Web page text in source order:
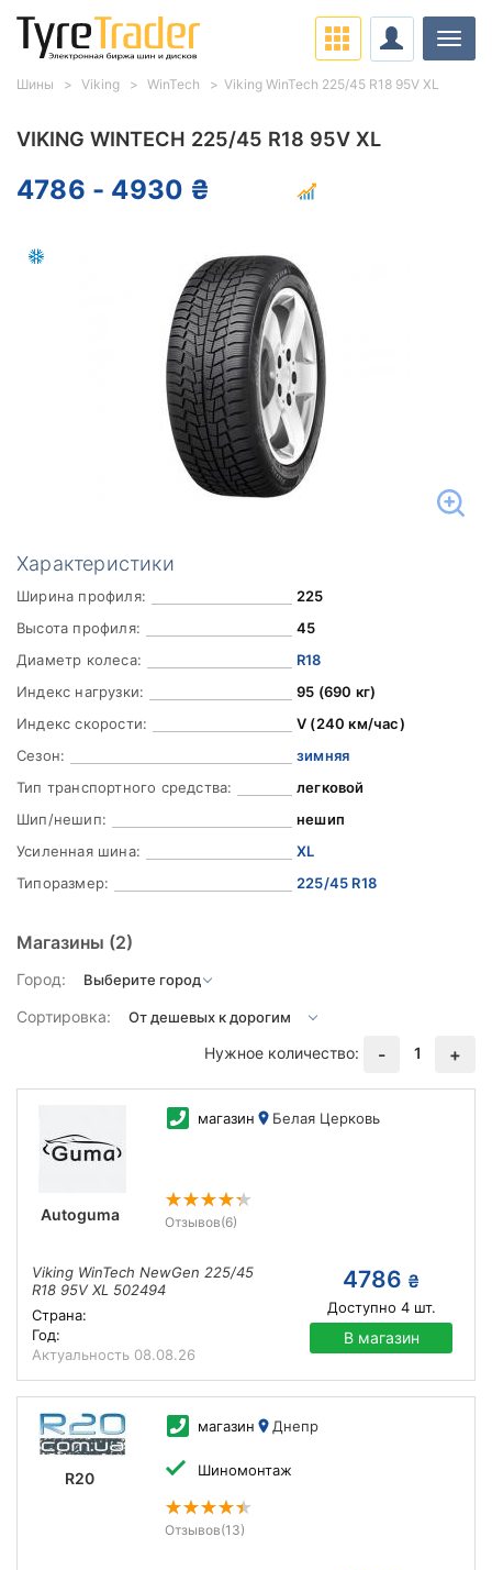
VIKING WINTECH 225/45 R18 95V XL
4786 - 4930 ₴
Характеристики
Ширина профиля:
225
Высота профиля:
45
Диаметр колеса:
R18
Индекс нагрузки:
95 (690 кг)
Индекс скорости:
V (240 км/час)
Сезон:
зимняя
Тип транспортного средства:
легковой
Шип/нешип:
нешип
Усиленная шина:
XL
Типоразмер:
225/45 R18
Магазины (2)
Город:
Сортировка:
Нужное количество:
- 1 +
Autoguma
магазин Белая Церковь
Отзывов(6)
Viking WinTech NewGen 225/45
R18 95V XL 502494
Страна:
Год:
Актуальность 08.08.26
4786 ₴
Доступно 4шт.
В магазин
R20
магазин Днепр
Шиномонтаж
Отзывов(13)
Шины Viking WinTech Viking WinTech 225/45 R18 95V XL